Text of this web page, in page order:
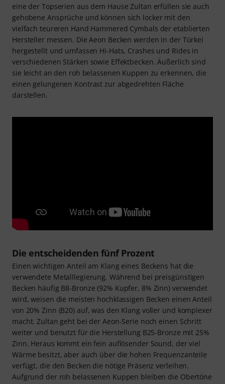
eine der Topserien aus dem Hause Zultan erfüllen sie auch
gehobene Ansprüche und können sich locker mit den
vielfach teureren Hand Hammered Cymbals der etablierten
Hersteller messen. Die Aeon Becken werden in der Türkei
hergestellt und umfassen Hi-Hats, Crashes und Rides in
verschiedenen Stärken sowie Effektbecken. Äußerlich sind
sie leicht an den roh belassenen Kuppen zu erkennen, die
einen gelungenen Kontrast zur abgedrehten Fläche
darstellen.
Die entscheidenden fünf Prozent
Einen wichtigen Anteil am Klang eines Beckens hat die
verwendete Metalllegierung. Während bei preisgünstigen
Becken häufig B8-Bronze (92% Kupfer, 8% Zinn) verwendet
wird, weisen die meisten hochklassigen Becken einen Anteil
von 20% Zinn (B20) auf, was den Klang voller und komplexer
macht. Zultan geht bei der Aeon-Serie noch einen Schritt
weiter und benutzt für die Herstellung B25-Bronze mit 25%
Zinn. Heraus kommt ein fein auflösender Sound, der viel
Wärme besitzt, aber auch über die hohen Frequenzanteile
verfügt, die den Becken die nötige Präsenz verleihen.
Aufgrund der roh belassenen Kuppen bleiben die Obertöne